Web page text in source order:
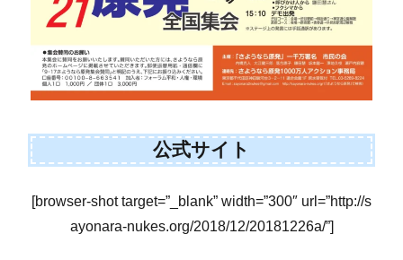
公式サイト
[browser-shot target=”_blank” width=”300″ url=”http://s
ayonara-nukes.org/2018/12/20181226a/”]